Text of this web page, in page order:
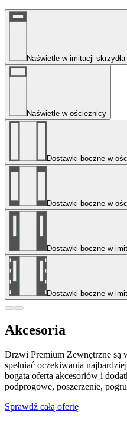
Naświetle w imitacji skrzydła
Naświetle w ościeżnicy
Dostawki boczne w
Dostawki boczne w
Dostawki boczne w
Dostawki boczne w
Akcesoria
Drzwi Premium Zewnętrzne są
spełniać oczekiwania
bogata oferta akcesoriów i
podprogowe, poszerzenie,
Sprawdź całą ofertę